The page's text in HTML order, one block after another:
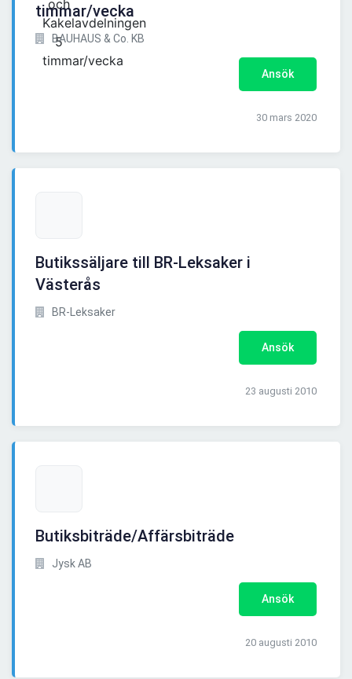
timmar/vecka
BAUHAUS & Co. KB
Ansök
30 mars 2020
Butikssäljare till BR-Leksaker i
Västerås
BR-Leksaker
Ansök
23 augusti 2010
Butiksbiträde/Affärsbiträde
Jysk AB
Ansök
20 augusti 2010